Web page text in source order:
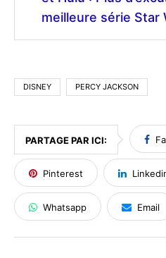
meilleure série Star
DISNEY PERCY JACKSON
PARTAGE PAR ICI:
Pinterest
Whatsapp Email